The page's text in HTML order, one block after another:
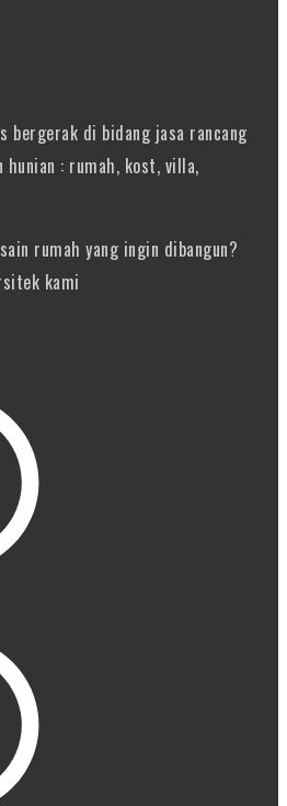
bergerak di bidang jasa rancang
hunian : rumah, kost, villa,
rumah yang ingin dibangun?
kami